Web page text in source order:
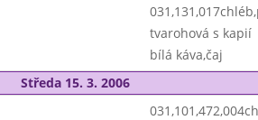
tvarohová s kapií
bílá káva,čaj
Středa 15. 3. 2006